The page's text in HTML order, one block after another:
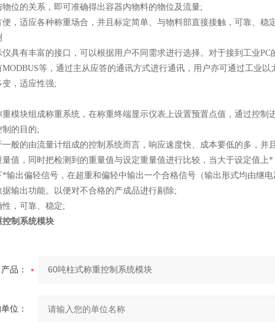
位的关系，即可准确得出容器内物料的物位及流量;
，适应各种称重场合，并且标定简单、与物料部直接接触，可靠、稳
具有丰富的接口，可以根据用户不同需求进行选择。对于接到工业PC
等，通过主从应答的通讯方式进行通讯，用户亦可通过工业以
，适应性强;
模块组成称重系统，在称重终端显示仪表上设置预置点值，通过控制
的目的;
般的由流量计组成的控制系统而言，响应速度快、成本要低的多，并
量值，同时把检测到的重量值与设定重量值进行比较，当大于设定值上
*输出偏轻信号，在超重和偏轻中输出一个合格信号（输出形式均由继
输出功能。以便对不合格的产成品进行剔除;
，可靠、稳定;
控制系统模块
产品：
位：